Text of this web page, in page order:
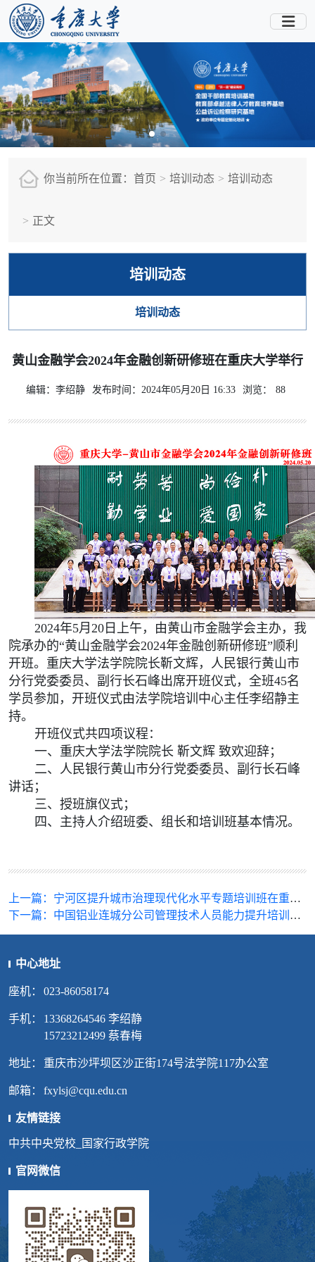
你当前所在位置： 首页 培训动态 培训动态
正文
培训动态
培训动态
黄山金融学会2024年金融创新研修班在重庆大学举行
编辑：李绍静 发布时间：2024年05月20日 16:33 浏览： 88
2024年5月20日上午，由黄山市金融学会主办，我
院承办的“黄山金融学会2024年金融创新研修班”顺利
开班。重庆大学法学院院长靳文辉，人民银行黄山市
分行党委委员、副行长石峰出席开班仪式，全班45名
学员参加，开班仪式由法学院培训中心主任李绍静主
持。
开班仪式共四项议程：
一、重庆大学法学院院长 靳文辉 致欢迎辞；
二、人民银行黄山市分行党委委员、副行长石峰
讲话；
三、授班旗仪式；
四、主持人介绍班委、组长和培训班基本情况。
上一篇： 宁河区提升城市治理现代化水平专题培训班在重庆大学举行
下一篇： 中国铝业连城分公司管理技术人员能力提升培训班（第二期）开班仪式在重庆大学举行
中心地址
座机： 023-86058174
手机：
13368264546 李绍静
15723212499 蔡春梅
地址： 重庆市沙坪坝区沙正街174号法学院117办公室
邮箱： fxylsj@cqu.edu.cn
友情链接
中共中央党校_国家行政学院
官网微信